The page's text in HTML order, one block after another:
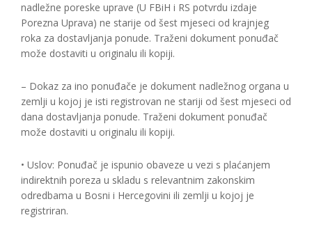
nadležne poreske uprave (U FBiH i RS potvrdu izdaje
Porezna Uprava) ne starije od šest mjeseci od krajnjeg
roka za dostavljanja ponude. Traženi dokument ponuđač
može dostaviti u originalu ili kopiji.
– Dokaz za ino ponuđače je dokument nadležnog organa u
zemlji u kojoj je isti registrovan ne stariji od šest mjeseci od
dana dostavljanja ponude. Traženi dokument ponuđač
može dostaviti u originalu ili kopiji.
• Uslov: Ponuđač je ispunio obaveze u vezi s plaćanjem
indirektnih poreza u skladu s relevantnim zakonskim
odredbama u Bosni i Hercegovini ili zemlji u kojoj je
registriran.